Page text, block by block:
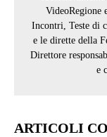
VideoRegione
Incontri, Teste di
e le dirette della
Direttore
e
ARTICOLI